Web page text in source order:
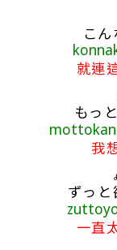
こん
就連
もっと
我
ずっと
一直